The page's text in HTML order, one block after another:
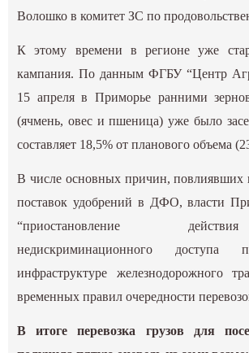
Волошко в комитет ЗС по
К этому времени в регионе уже
кампания. По данным ФГБУ “Центр
15 апреля в Приморье ранними
(ячмень, овес и пшеница) уже было
составляет 18,5% от планового объема
В числе основных причин, повлиявших
поставок удобрений в ДФО, власти
“приостановление
недискриминационного доступа
инфраструктуре железнодорожного
временных правил очередности
В итоге перевозка грузов для